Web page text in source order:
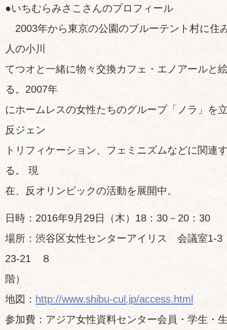
●いちむらみさこさんのプロフィール
2003年から東京の公園のブルーテント村に住
人の小川
てつオと一緒に物々交換カフェ・エノアールと
る。2007年
にホームレスの女性たちのグループ「ノラ」を
反ジェン
トリフィケーション、フェミニズムなどに関連
る。 現
在、反オリンピックの活動を展開中。
日時：2016年9月29日（木）18：30－20：30
場所：渋谷区女性センターアイリス 会議室1-3
23-21 ８
階）
地図： http://www.shibu-cul.jp/access.html
参加費：アジア女性資料センター会員・学生・